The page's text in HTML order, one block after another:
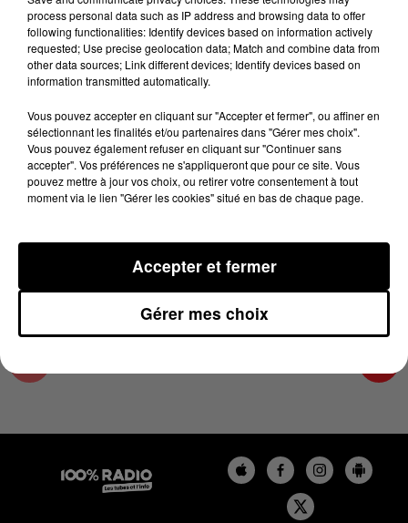
100%
100% Radio les infos de l'Ariege
10 juin 2025 - 4 min 14 sec
LES INFOS DE L'ARIEGE DU 10/06/2025 À
09H00
Podcasts infos de l'Ariège
process personal data such as IP address and browsing data to offer
following functionalities: Identify devices based on information actively
requested; Use precise geolocation data; Match and combine data from
other data sources; Link different devices; Identify devices based on
information transmitted automatically.
Vous pouvez accepter en cliquant sur "Accepter et fermer", ou affiner en
sélectionnant les finalités et/ou partenaires dans "Gérer mes choix".
Vous pouvez également refuser en cliquant sur "Continuer sans
accepter". Vos préférences ne s'appliqueront que pour ce site. Vous
pouvez mettre à jour vos choix, ou retirer votre consentement à tout
moment via le lien "Gérer les cookies" situé en bas de chaque page.
Gérer mes choix
Accepter et fermer